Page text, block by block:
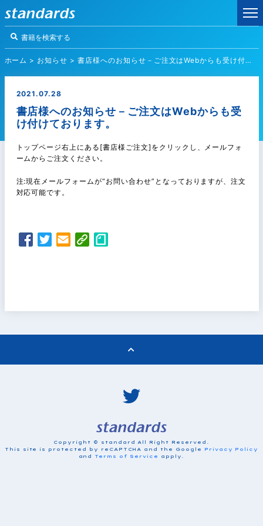
ホーム > お知らせ >書店様へのお知らせ－ご注文はWebからも受け付けております。
2021.07.28
書店様へのお知らせ－ご注文はWebからも受
け付けております。
トップページ右上にある[書店様ご注文]をクリックし、メールフォ
ームからご注文ください。
注:現在メールフォームが“お問い合わせ”となっておりますが、注文
対応可能です。
Copyright © standard All Right Reserved.
This site is protected by reCAPTCHA and the Google
Privacy Policy
and Terms of Service apply.